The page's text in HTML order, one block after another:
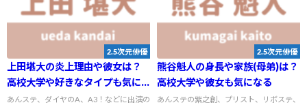
2.5次元俳優
上田堪大の炎上理由や彼女は？
高校大学や好きなタイプも気に
なる
あんステ、ダイヤのA、A3！などに出演の
2.5次元俳優
熊谷魁人の身長や家族(母弟)は？
高校大学や彼女も気になる
あんステの紫之創、プリスト、リボステ、